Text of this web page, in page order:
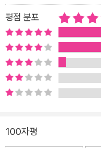
레산드로 바리코는 작가일 뿐
학자로, <라 레푸블리카>에
정통한 그이지만 이 모놀로
다. 단지 실존 인물인 젤리 롤
통해 어렴풋이 짐작할 뿐이다
움’ 김정범은 권두에 쓴 작품
크(Thelonious Monk)나 레
구체적인 곡명의 유무와는
평점 분포
100자평